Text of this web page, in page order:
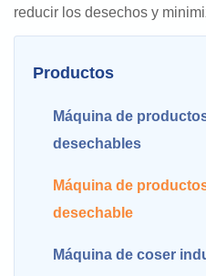
reducir los desechos y
Productos
Máquina de
desechables
Máquina de
desechable
Máquina de coser